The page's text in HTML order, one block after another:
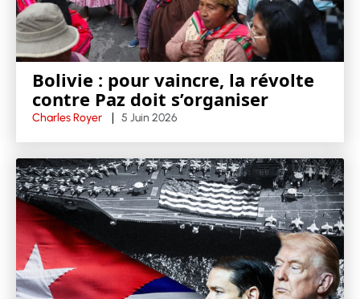
Bolivie : pour vaincre, la révolte
contre Paz doit s’organiser
Charles Royer 5 Juin 2026